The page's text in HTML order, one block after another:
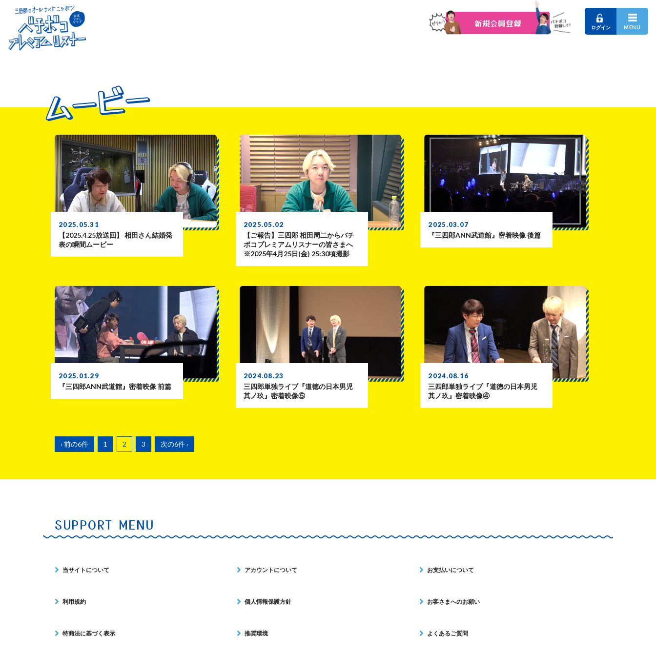
ログイン MENU
新規会員登録
ムービー
ムービー
ムービー
2025.05.31
【2025.4.25放送回】 相田さん結婚発
表の瞬間ムービー
2025.05.02
【ご報告】三四郎 相田周二からバチ
ボコプレミアムリスナーの皆さまへ
※2025年4月25日(金) 25:30頃撮影
2025.03.07
『三四郎ANN武道館』密着映像 後篇
2025.01.29
『三四郎ANN武道館』密着映像 前篇
2024.08.23
三四郎単独ライブ『道徳の日本男児
其ノ玖』密着映像⑤
2024.08.16
三四郎単独ライブ『道徳の日本男児
其ノ玖』密着映像④
‹ 前の6件 1 2 3 次の6件 ›
SUPPORT MENU
当サイトについて アカウントについて お支払いについて
利用規約 個人情報保護方針 お客さまへのお願い
特商法に基づく表示 推奨環境 よくあるご質問